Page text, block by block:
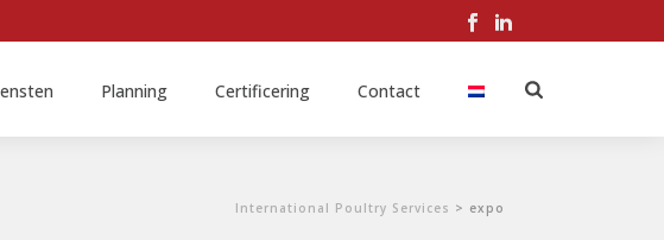
Planning Certificering Contact
International Poultry Services > expo